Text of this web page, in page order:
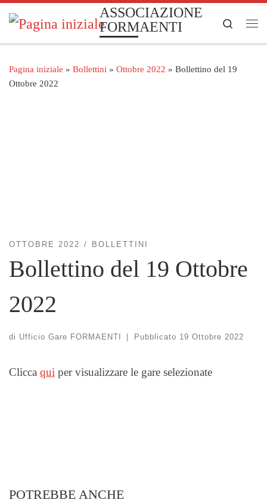
Passa al contenuto
ASSOCIAZIONE
FORMAENTI
Search
Pagina iniziale » Bollettini » Ottobre 2022 » Bollettino del 19
Ottobre 2022
OTTOBRE 2022 BOLLETTINI
Bollettino del 19 Ottobre
2022
di Ufficio Gare FORMAENTI | Pubblicato 19 Ottobre 2022
Clicca qui per visualizzare le gare selezionate
POTREBBE ANCHE